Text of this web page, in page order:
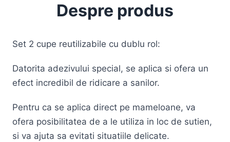
Despre produs
Set 2 cupe reutilizabile cu dublu rol:
Datorita adezivului special, se aplica si ofera un
efect incredibil de ridicare a sanilor.
Pentru ca se aplica direct pe mameloane, va
ofera posibilitatea de a le utiliza in loc de sutien,
si va ajuta sa evitati situatiile delicate.